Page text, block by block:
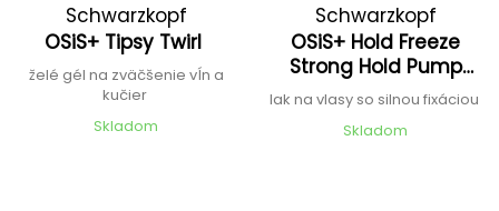
Schwarzkopf
Professional
OSiS+ Tipsy Twirl
želé gél na zväčšenie vĺn a
kučier
Skladom
Schwarzkopf
Professional
OSiS+ Hold Freeze
Strong Hold Pump
spray
lak na vlasy so silnou fixáciou
Skladom